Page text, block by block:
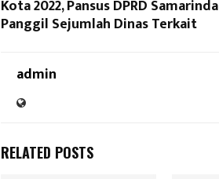
Kota 2022, Pansus DPRD Samarinda
Panggil Sejumlah Dinas Terkait
admin
RELATED POSTS